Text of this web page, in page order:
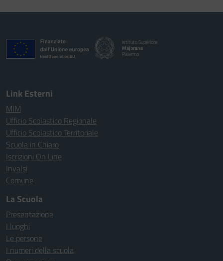
Istituto Superiore
Majorana
Palermo
Link Esterni
MIM
Ufficio Scolastico Regionale
Ufficio Scolastico Territoriale
Scuola in Chiaro
Iscrizioni On Line
Invalsi
Comune
La Scuola
Presentazione
I luoghi
Le persone
I numeri della scuola